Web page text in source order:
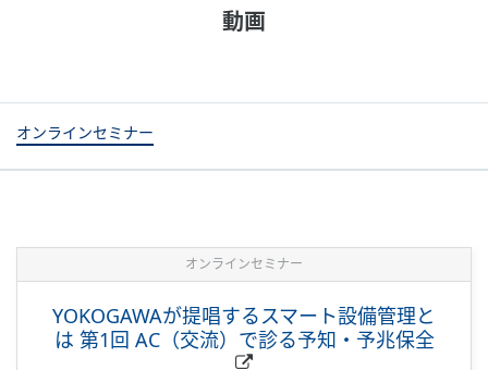
動画
オンラインセミナー
オンラインセミナー
YOKOGAWAが提唱するスマート設備管理と
は 第1回 AC（交流）で診る予知・予兆保全